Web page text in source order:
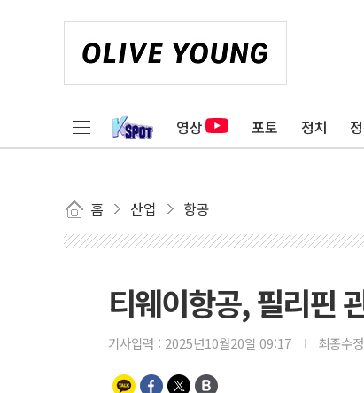
영상 포토 정치
홈 산업 항공
티웨이항공, 필리핀
기사입력 : 2025년10월20일 09:17 최종수